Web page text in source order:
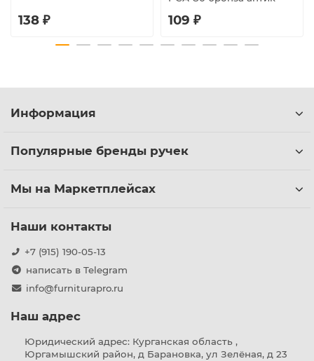
138 ₽ 109 ₽
Информация
Популярные бренды ручек
Мы на Маркетплейсах
Наши контакты
+7 (915) 190-05-13
написать в Telegram
info@furniturapro.ru
Наш адрес
Юридический адрес: Курганская область ,
Юргамышский район, д Барановка, ул Зелёная, д 23